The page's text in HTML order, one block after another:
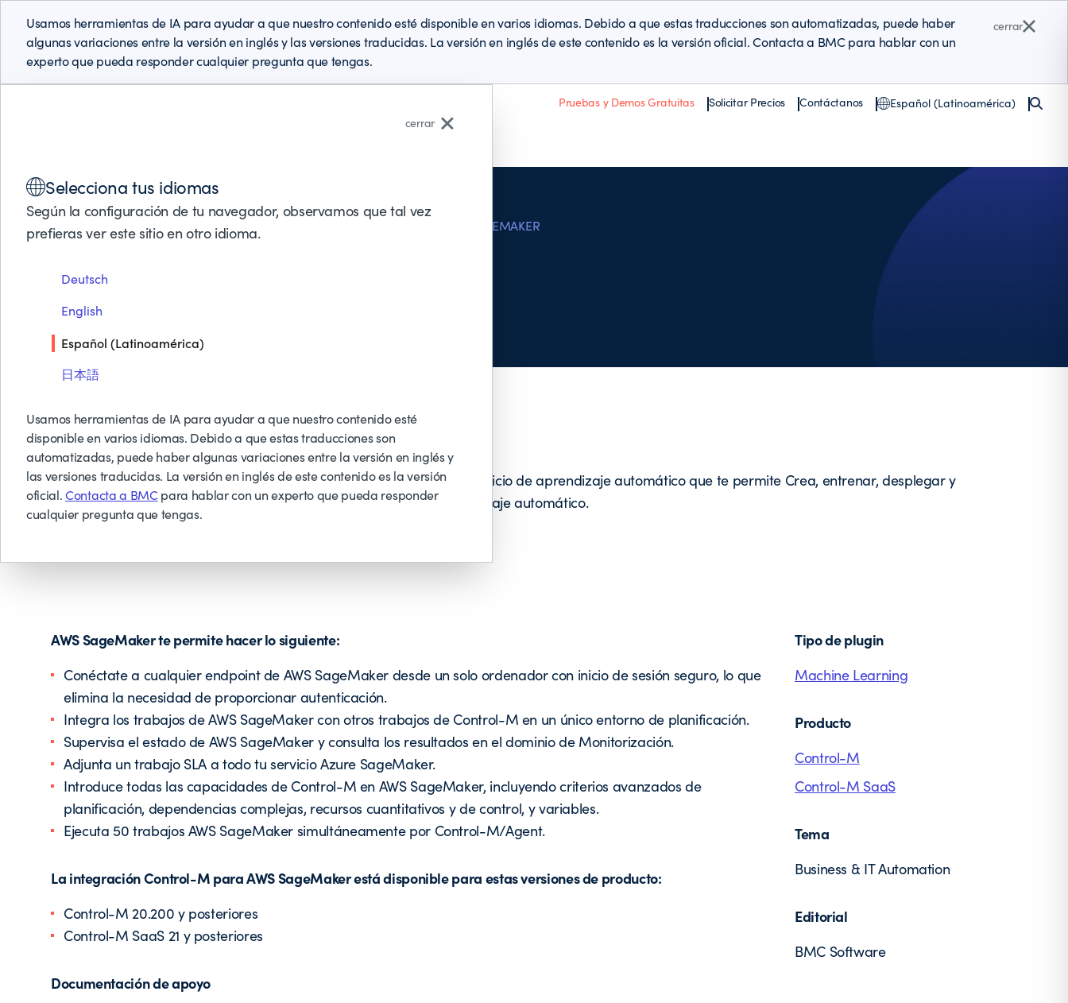
Pruebas y Demos Gratuitas Solicitar Precios Contáctanos Español (Latinoamérica)
Usamos herramientas de IA para ayudar a que nuestro contenido esté disponible en varios idiomas. Debido a que estas traducciones son automatizadas, puede haber
algunas variaciones entre la versión en inglés y las versiones traducidas. La versión en inglés de este contenido es la versión oficial. Contacta a BMC para hablar con un
experto que pueda responder cualquier pregunta que tengas.
cerrar
cerrar
Selecciona tus idiomas
Según la configuración de tu navegador, observamos que tal vez
prefieras ver este sitio en otro idioma.
Deutsch
English
Español (Latinoamérica)
日本語
Usamos herramientas de IA para ayudar a que nuestro contenido esté
disponible en varios idiomas. Debido a que estas traducciones son
automatizadas, puede haber algunas variaciones entre la versión en inglés y
las versiones traducidas. La versión en inglés de este contenido es la versión
oficial.Contacta a BMCpara hablar con un experto que pueda responder
cualquier pregunta que tengas.
CONTROL-M INTEGRATIONS WITH BUSINESS APPLICATIONS AMAZON SAGEMAKER
Amazon SageMaker
Amazon SageMaker es un servicio de aprendizaje automático que te permite Crea, entrenar, desplegar y
gestionar modelos de aprendizaje automático.
AWS SageMaker te permite hacer lo siguiente:
Conéctate a cualquier endpoint de AWS SageMaker desde un solo ordenador con inicio de sesión seguro, lo que
elimina la necesidad de proporcionar autenticación.
Integra los trabajos de AWS SageMaker con otros trabajos de Control-M en un único entorno de planificación.
Supervisa el estado de AWS SageMaker y consulta los resultados en el dominio de Monitorización.
Adjunta un trabajo SLA a todo tu servicio Azure SageMaker.
Introduce todas las capacidades de Control-M en AWS SageMaker, incluyendo criterios avanzados de
planificación, dependencias complejas, recursos cuantitativos y de control, y variables.
Ejecuta 50 trabajos AWS SageMaker simultáneamente por Control-M/Agent.
La integración Control-M para AWS SageMaker está disponible para estas versiones de producto:
Control-M 20.200 y posteriores
Control-M SaaS 21 y posteriores
Documentación de apoyo
Tipo de plugin
Machine Learning
Producto
Control-M
Control-M SaaS
Tema
Business & IT Automation
Editorial
BMC Software